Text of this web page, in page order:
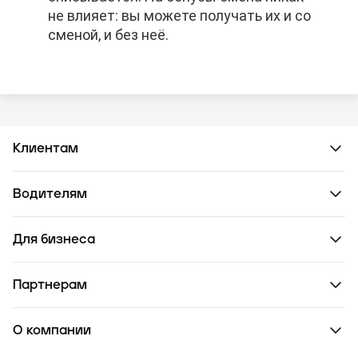
не влияет: вы можете получать их и со
сменой, и без неё.
не влияет: вы можете получать их и со
сменой, и без неё.
не влияет: вы можете получать их и со
сменой, и без неё.
Клиентам
Водителям
Для бизнеса
Партнерам
О компании